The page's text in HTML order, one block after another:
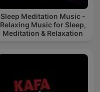
Sleep Meditation Music -
Relaxing Music for Sleep,
Meditation & Relaxation